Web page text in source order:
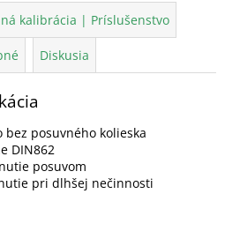
kalibrácia | Príslušenstvo
Diskusia
bez posuvného kolieska
DIN862
posuvom
pri dlhšej nečinnosti